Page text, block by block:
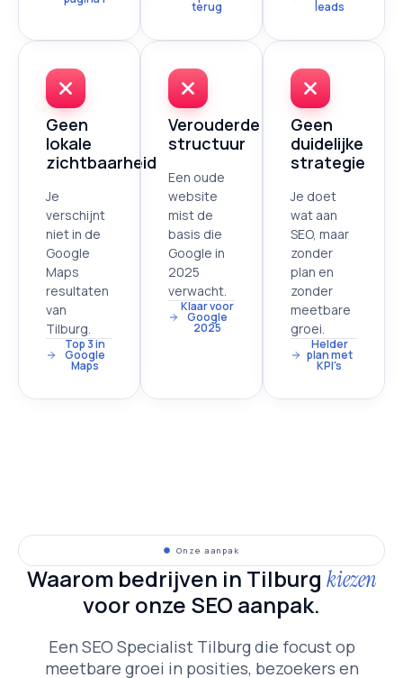
terug leads
Geen
lokale
zichtbaarheid
Je
verschijnt
niet in de
Google
Maps
resultaten
van
Tilburg.
Top 3 in
Google
Maps
Verouderde
structuur
Een oude
website
mist de
basis die
Google in
2025
verwacht.
Klaar voor
Google
2025
Geen
duidelijke
strategie
Je doet
wat aan
SEO, maar
zonder
plan en
zonder
meetbare
groei.
Helder
plan met
KPI's
Onze aanpak
Waarom bedrijven in Tilburg kiezen
voor onze SEO aanpak.
Een SEO Specialist Tilburg die focust op
meetbare groei in posities, bezoekers en